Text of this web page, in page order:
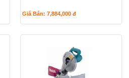
Giá Bán: 7,884,000 đ